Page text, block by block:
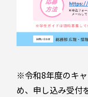
※令和8年度のキ
め、申し込み受付